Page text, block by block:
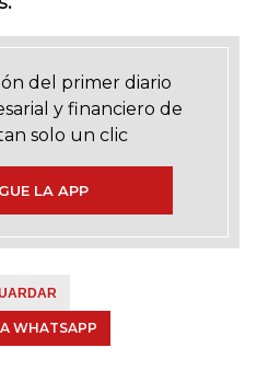
del primer diario
y financiero de
solo un clic
LA APP
WHATSAPP